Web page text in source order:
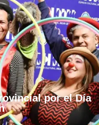
por el Día